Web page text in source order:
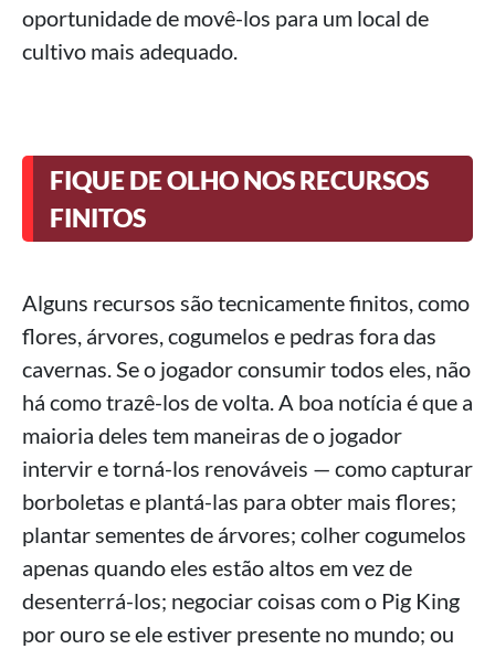
oportunidade de movê-los para um local de
cultivo mais adequado.
FIQUE DE OLHO NOS RECURSOS
FINITOS
Alguns recursos são tecnicamente finitos, como
flores, árvores, cogumelos e pedras fora das
cavernas. Se o jogador consumir todos eles, não
há como trazê-los de volta. A boa notícia é que a
maioria deles tem maneiras de o jogador
intervir e torná-los renováveis ​​— como capturar
borboletas e plantá-las para obter mais flores;
plantar sementes de árvores; colher cogumelos
apenas quando eles estão altos em vez de
desenterrá-los; negociar coisas com o Pig King
por ouro se ele estiver presente no mundo; ou